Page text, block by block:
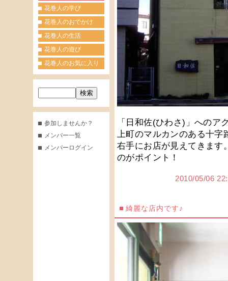
花巻人の学び
花巻人のおでかけ
花巻人の生活
花巻人の遊び
花巻人のお気に入り
参加しませんか？
メンバー一覧
メンバーログイン
「日和佐(ひわさ)」へのア
上町のマルカンのある十字
右手にお店が見えてきます
のがポイント！
2010/05/06
綺麗な店内です♪